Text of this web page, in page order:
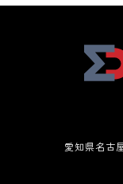
愛知県名古